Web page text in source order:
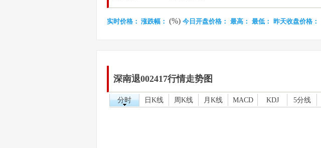
实时价格： 涨跌幅： (%) 今日开盘价格： 最高： 最低： 昨天收盘价格：
深南退002417行情走势图
分时 日K线 周K线 月K线 MACD KDJ 5分线